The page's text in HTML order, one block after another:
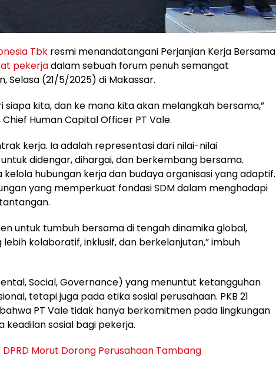
Tbk resmi menandatangani Perjanjian Kerja Bersama
pekerjadalam sebuah forum penuh semangat
Selasa (21/5/2025) di Makassar.
siapa kita, dan ke mana kita akan melangkah bersama,”
Human Capital Officer PT Vale.
kerja. Ia adalah representasi dari nilai-nilai
didengar, dihargai, dan berkembang bersama.
hubungan kerja dan budaya organisasi yang adaptif.
yang memperkuat fondasi SDM dalam menghadapi
untuk tumbuh bersama di tengah dinamika global,
kolaboratif, inklusif, dan berkelanjutan,” imbuh
Social, Governance) yang menuntut ketangguhan
tetapi juga pada etika sosial perusahaan. PKB 21
PT Vale tidak hanya berkomitmen pada lingkungan
sosial bagi pekerja.
DPRD Morut Dorong Perusahaan Tambang